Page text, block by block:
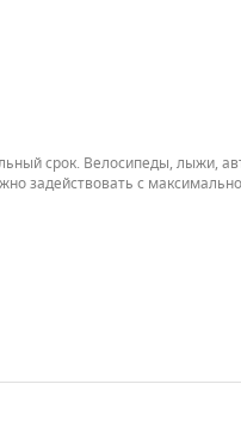
срок. Велосипеды,
с